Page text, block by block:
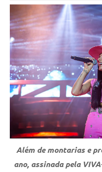
Fachin
Comentário
Além de montarias e
ano, assinada pela